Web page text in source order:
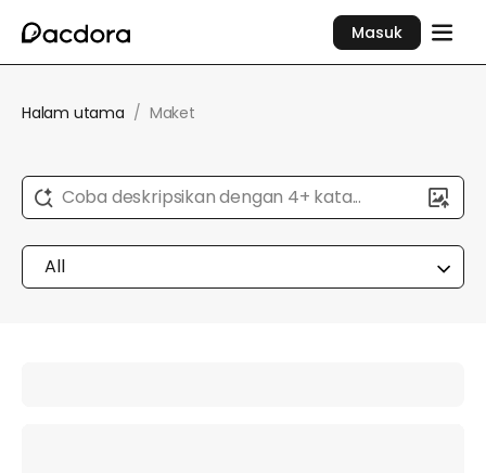
Masuk
Halam utama / Maket
Coba deskripsikan dengan 4+ kata...
All